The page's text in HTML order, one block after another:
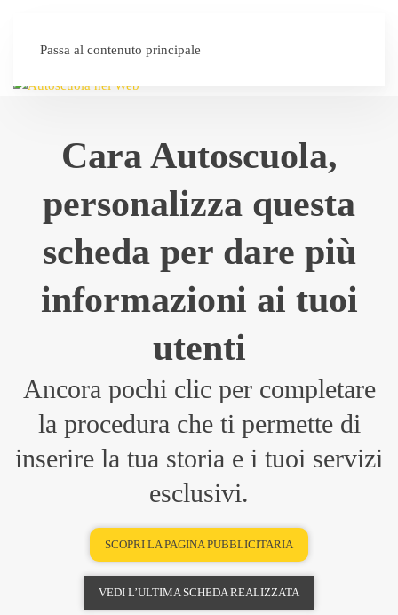
Passa al contenuto principale
Cara Autoscuola,
personalizza questa
scheda per dare più
informazioni ai tuoi
utenti
Ancora pochi clic per completare
la procedura che ti permette di
inserire la tua storia e i tuoi servizi
esclusivi.
SCOPRI LA PAGINA PUBBLICITARIA
VEDI L’ULTIMA SCHEDA REALIZZATA